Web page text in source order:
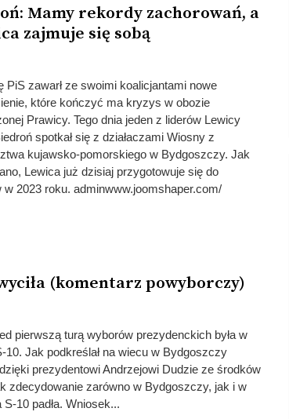
Mamy rekordy zachorowań, a
zajmuje się sobą
PiS zawarł ze swoimi koalicjantami nowe
które kończyć ma kryzys w obozie
Prawicy. Tego dnia jeden z liderów Lewicy
spotkał się z działaczami Wiosny z
kujawsko-pomorskiego w Bydgoszczy. Jak
Lewica już dzisiaj przygotowuje się do
w 2023 roku. adminwww.joomshaper.com/
(komentarz powyborczy)
pierwszą turą wyborów prezydenckich była w
Jak podkreślał na wiecu w Bydgoszczy
prezydentowi Andrzejowi Dudzie ze środków
zdecydowanie zarówno w Bydgoszczy, jak i w
10 padła. Wniosek...